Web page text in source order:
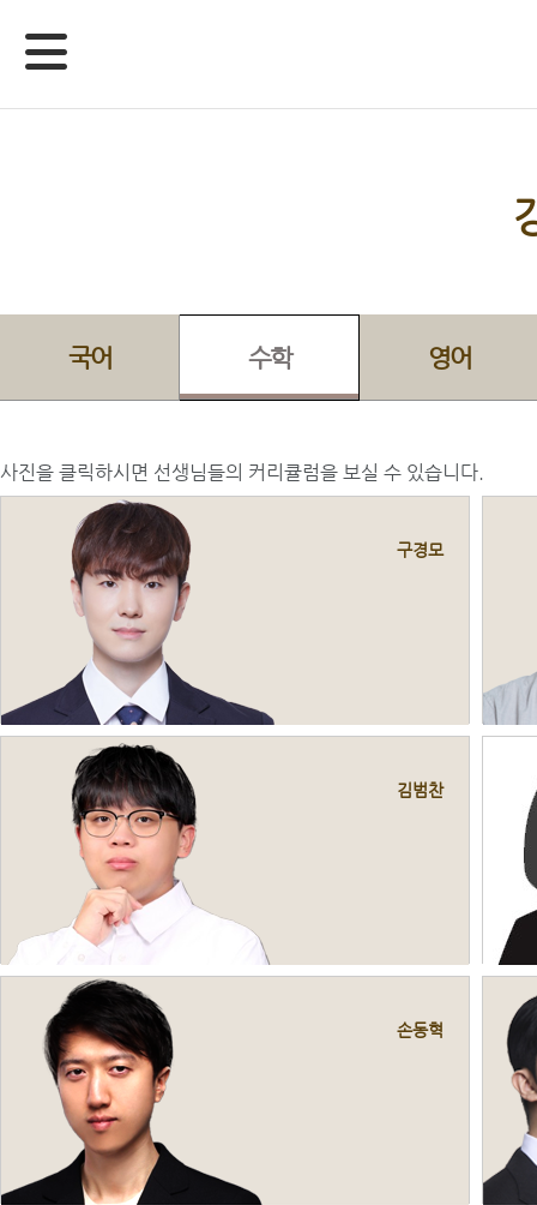
국어 수학 영어
사진을 클릭하시면 선생님들의 커리큘럼을 보실 수 있습니다.
구경모
김범찬
손동혁